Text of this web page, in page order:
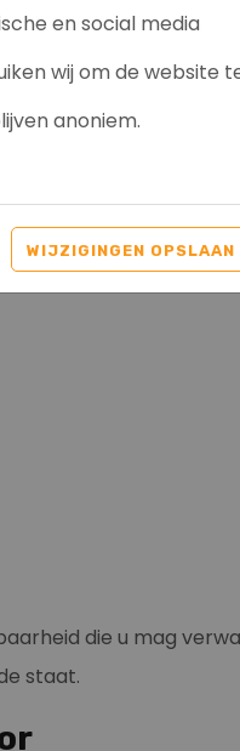
en social media
wij om de website
anoniem.
WIJZIGINGEN OPSLAAN
1004
Enkele
Groot
die u mag
staat.